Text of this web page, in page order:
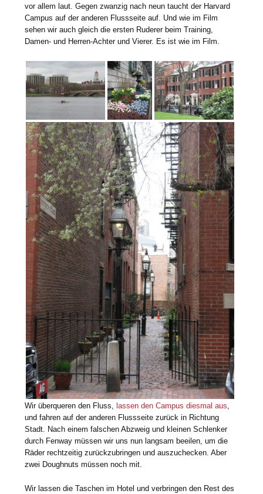
vor allem laut. Gegen zwanzig nach neun taucht der Harvard
Campus auf der anderen Flussseite auf. Und wie im Film
sehen wir auch gleich die ersten Ruderer beim Training,
Damen- und Herren-Achter und Vierer. Es ist wie im Film.
Wir überqueren den Fluss, lassen den Campus diesmal aus,
und fahren auf der anderen Flussseite zurück in Richtung
Stadt. Nach einem falschen Abzweig und kleinen Schlenker
durch Fenway müssen wir uns nun langsam beeilen, um die
Räder rechtzeitig zurückzubringen und auszuchecken. Aber
zwei Doughnuts müssen noch mit.
Wir lassen die Taschen im Hotel und verbringen den Rest des